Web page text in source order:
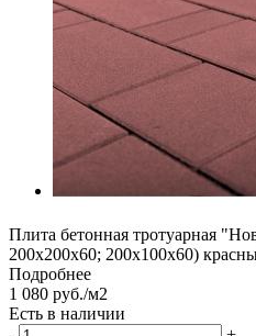
Плита бетонная тротуарная
200х200х60; 200х100х60)
Подробнее
1 080 руб./м2
Есть в наличии